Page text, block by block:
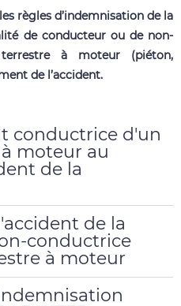
les règles d’indemnisation de la
de conducteur ou de non-
à moteur (piéton,
de l’accident.
conductrice d'un
moteur au
de la
de la
conductrice
à moteur